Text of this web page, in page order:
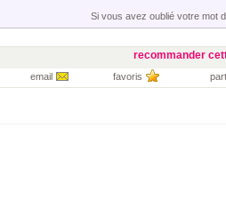
Si vous avez oublié votre mot
recommander
email favoris